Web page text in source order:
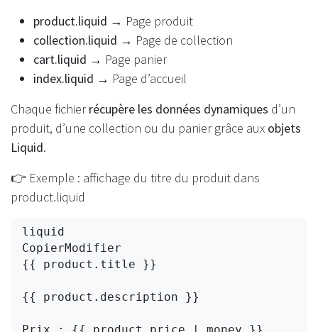
product.liquid → Page produit
collection.liquid → Page de collection
cart.liquid → Page panier
index.liquid → Page d’accueil
Chaque fichierrécupère les données dynamiques d’un
produit, d’une collection ou du panier grâce aux objets
Liquid.
👉 Exemple : affichage du titre du produit dans
product.liquid
liquid
CopierModifier
{{ product.title }}
{{ product.description }}